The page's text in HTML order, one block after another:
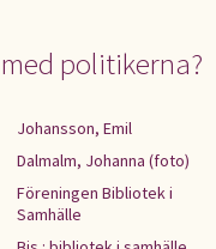
politikerna?
Johansson, Emil
Dalmalm, Johanna (foto)
Föreningen Bibliotek i
Samhälle